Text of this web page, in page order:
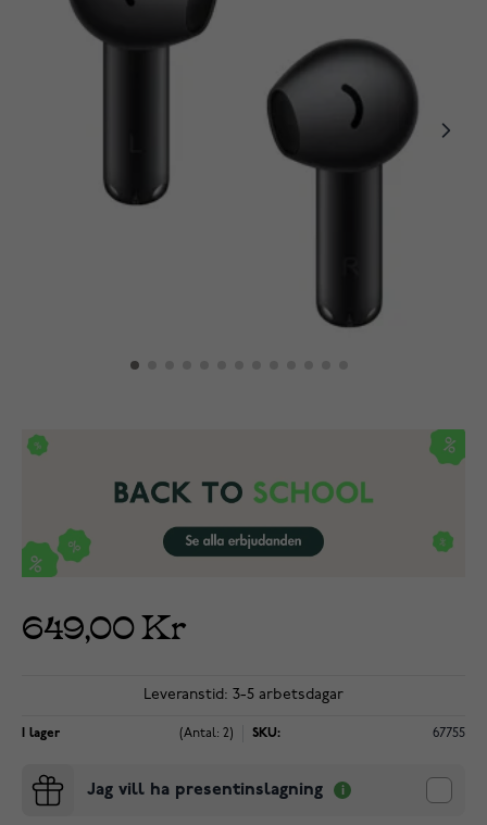
649,00 Kr
Leveranstid: 3-5 arbetsdagar
I lager (Antal: 2) SKU: 67755
Jag vill ha presentinslagning